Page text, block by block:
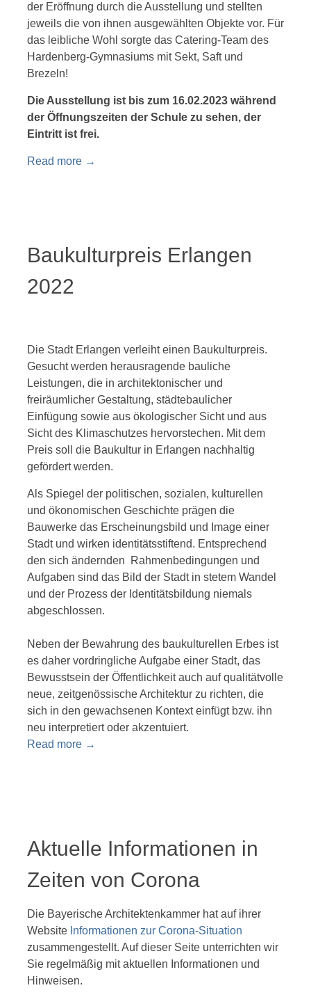
der Eröffnung durch die Ausstellung und stellten
jeweils die von ihnen ausgewählten Objekte vor. Für
das leibliche Wohl sorgte das Catering-Team des
Hardenberg-Gymnasiums mit Sekt, Saft und
Brezeln!
Die Ausstellung ist bis zum 16.02.2023 während
der Öffnungszeiten der Schule zu sehen, der
Eintritt ist frei.
Read more →
Baukulturpreis Erlangen
2022
Die Stadt Erlangen verleiht einen Baukulturpreis.
Gesucht werden herausragende bauliche
Leistungen, die in architektonischer und
freiräumlicher Gestaltung, städtebaulicher
Einfügung sowie aus ökologischer Sicht und aus
Sicht des Klimaschutzes hervorstechen. Mit dem
Preis soll die Baukultur in Erlangen nachhaltig
gefördert werden.
Als Spiegel der politischen, sozialen, kulturellen
und ökonomischen Geschichte prägen die
Bauwerke das Erscheinungsbild und Image einer
Stadt und wirken identitätsstiftend. Entsprechend
den sich ändernden Rahmenbedingungen und
Aufgaben sind das Bild der Stadt in stetem Wandel
und der Prozess der Identitätsbildung niemals
abgeschlossen.
Neben der Bewahrung des baukulturellen Erbes ist
es daher vordringliche Aufgabe einer Stadt, das
Bewusstsein der Öffentlichkeit auch auf qualitätvolle
neue, zeitgenössische Architektur zu richten, die
sich in den gewachsenen Kontext einfügt bzw. ihn
neu interpretiert oder akzentuiert.
Read more →
Aktuelle Informationen in
Zeiten von Corona
Die Bayerische Architektenkammer hat auf ihrer
Website Informationen zur Corona-Situation
zusammengestellt. Auf dieser Seite unterrichten wir
Sie regelmäßig mit aktuellen Informationen und
Hinweisen.